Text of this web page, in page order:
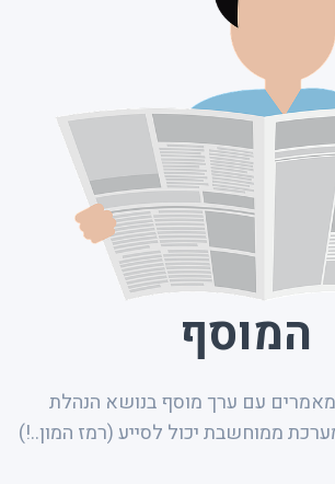
המוסף
מאמרים עם ערך מוסף בנושא הנהלת
ממוחשבת יכול לסייע (רמז המון..!)